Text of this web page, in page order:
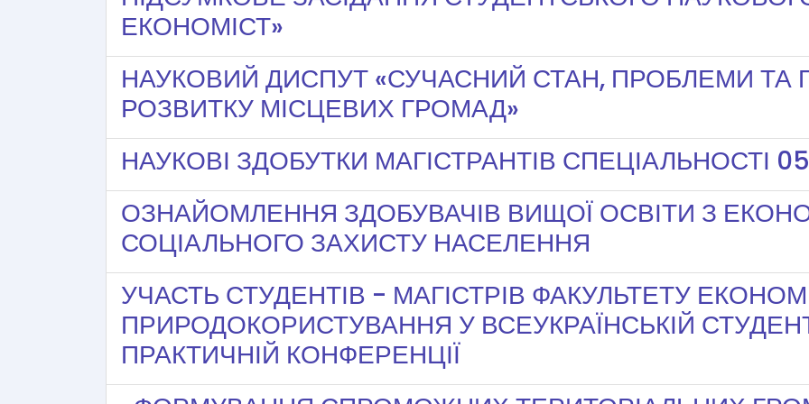
ЕКОНОМІСТ»
НАУКОВИЙ ДИСПУТ «СУЧАСНИЙ СТАН, ПРОБЛЕМИ ТА
РОЗВИТКУ МІСЦЕВИХ ГРОМАД»
НАУКОВІ ЗДОБУТКИ МАГІСТРАНТІВ СПЕЦІАЛЬНОСТІ
ОЗНАЙОМЛЕННЯ ЗДОБУВАЧІВ ВИЩОЇ ОСВІТИ З
СОЦІАЛЬНОГО ЗАХИСТУ НАСЕЛЕННЯ
УЧАСТЬ СТУДЕНТІВ - МАГІСТРІВ ФАКУЛЬТЕТУ
ПРИРОДОКОРИСТУВАННЯ У ВСЕУКРАЇНСЬКІЙ
ПРАКТИЧНІЙ КОНФЕРЕНЦІЇ